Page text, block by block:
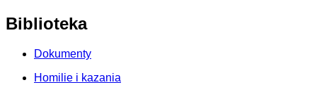
Biblioteka
Dokumenty
Homilie i kazania